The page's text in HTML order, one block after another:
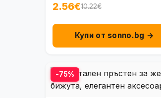
2.56€10.22€
Купи от sonno.bg →
-75%